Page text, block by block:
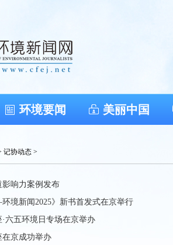
环境要闻 美丽中国
记协动态 >
响力案例发布
境新闻2025》新书首发式在京举行
六五环境日专场在京举办
京成功举办